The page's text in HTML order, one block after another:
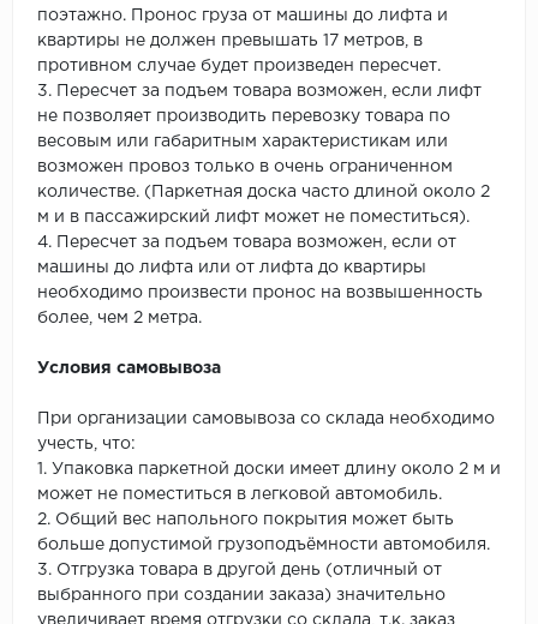
поэтажно. Пронос груза от машины до лифта и
квартиры не должен превышать 17 метров, в
противном случае будет произведен пересчет.
3. Пересчет за подъем товара возможен, если лифт
не позволяет производить перевозку товара по
весовым или габаритным характеристикам или
возможен провоз только в очень ограниченном
количестве. (Паркетная доска часто длиной около 2
м и в пассажирский лифт может не поместиться).
4. Пересчет за подъем товара возможен, если от
машины до лифта или от лифта до квартиры
необходимо произвести пронос на возвышенность
более, чем 2 метра.
Условия самовывоза
При организации самовывоза со склада необходимо
учесть, что:
1. Упаковка паркетной доски имеет длину около 2 м и
может не поместиться в легковой автомобиль.
2. Общий вес напольного покрытия может быть
больше допустимой грузоподъёмности автомобиля.
3. Отгрузка товара в другой день (отличный от
выбранного при создании заказа) значительно
увеличивает время отгрузки со склада, т.к. заказ